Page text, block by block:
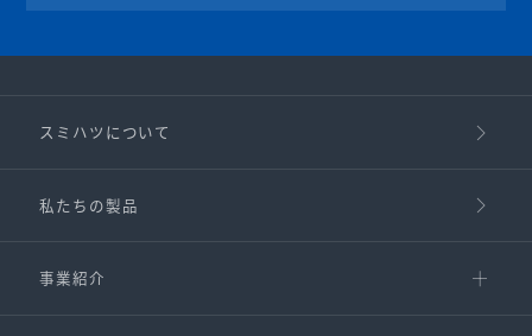
スミハツについて
私たちの製品
事業紹介